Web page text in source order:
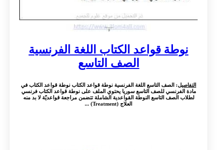
نوطة قواعد الكتاب اللغة الفرنسية
الصف التاسع
التفاصيل: الصف التاسع اللغة الفرنسية نوطة قواعد الكتاب نوطة قواعد الكتاب في
مادة الفرنسي للصف التاسع سوريا يحتوي الملف على نوطة قواعد الكتاب فرنسي
لطلاب الصف التاسع النوطة القواعدية الشاملة تتضمن مراجعة قواعديّة لا بد منه
العلاج (Treatment) ...